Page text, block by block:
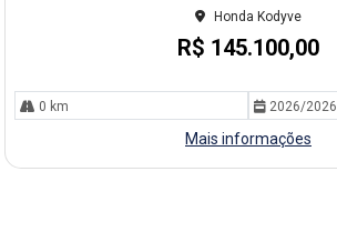
Honda Kodyve
R$ 145.100,00
0 km 2026/2026
Mais informações